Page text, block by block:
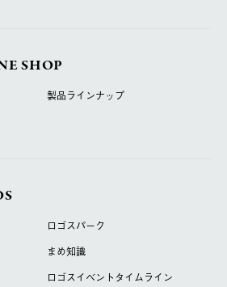
SHOP
製品ラインナップ
ロゴスパーク
まめ知識
ロゴスイベントタイムライン